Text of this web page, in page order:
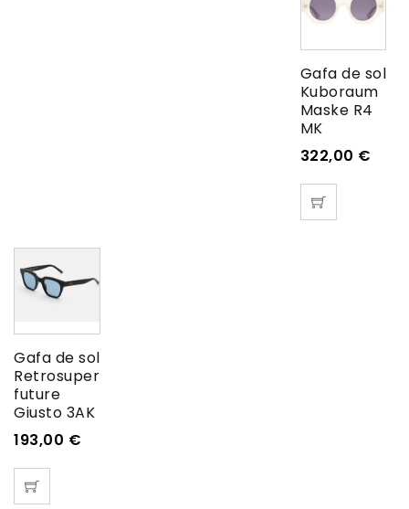
Gafa de sol
Kuboraum
Maske R4
MK
322,00 €
Gafa de sol
Retrosuper
future
Giusto 3AK
193,00 €